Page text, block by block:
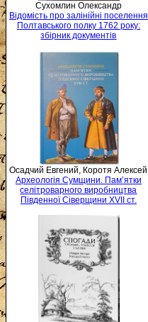
Сухомлин Олександр
Відомість про залінійні поселення
Полтавського полку 1762 року:
збірник документів
Осадчий Евгений, Коротя Алексей
Археологія Сумщини. Пам’ятки
селітроварного виробництва
Південної Сіверщини XVII ст.